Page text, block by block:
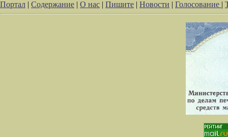
Портал | Содержание | О нас | Пишите | Новости | Голосование |